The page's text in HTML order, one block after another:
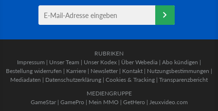
RUBRIKEN
Impressum | Unser Team | Unser Kodex | Über Webedia | Abo kündigen |
Bestellung widerrufen | Karriere | Newsletter | Kontakt | Nutzungsbestimmungen |
Mediadaten | Datenschutzerklärung | Cookies & Tracking | Transparenzbericht
MEDIENGRUPPE
GameStar| GamePro | Mein MMO | GetHero | Jeuxvideo.com